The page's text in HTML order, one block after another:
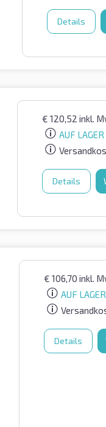
Details
€ 120,52 inkl.
AUF LAGER
Details
€ 106,70 inkl.
AUF LAGER
Details